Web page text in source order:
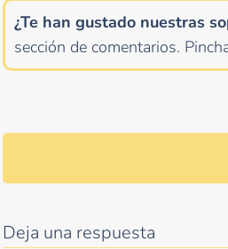
¿Te han gustado nuestras
sección de comentarios.
Deja una respuesta